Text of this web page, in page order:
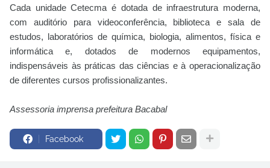
Cada unidade Cetecma é dotada de infraestrutura moderna,
com auditório para videoconferência, biblioteca e sala de
estudos, laboratórios de química, biologia, alimentos, física e
informática e, dotados de modernos equipamentos,
indispensáveis às práticas das ciências e à operacionalização
de diferentes cursos profissionalizantes.
Assessoria imprensa prefeitura Bacabal
Facebook